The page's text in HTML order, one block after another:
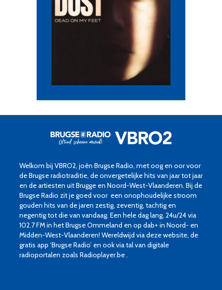
Welkom bij VBRO2, joèn Brugse Radio, met oog en oor voor
de Brugse radiotraditie, de onvergetelijke hits van jaar tot jaar
en de artiesten uit Brugge en Noord-West-Vlaanderen. Bij de
Brugse Radio zit je goed voor een onophoudelijke stroom
gouden hits van de jaren zestig, zeventig, tachtig en
negentig tot die van vandaag. Een hele dag lang, 24u/24 via
102.7 FM in het Brugse Ommeland en op dab+ in Noord- en
Midden-West-Vlaanderen! Wereldwijd via deze website, de
gratis app ‘Brugse Radio’ en ook via tal van digitale
radioportalen zoals Radioplayer.be .